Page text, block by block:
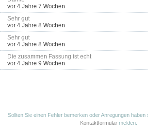
vor 4 Jahre 7 Wochen
Sehr gut
vor 4 Jahre 8 Wochen
Sehr gut
vor 4 Jahre 8 Wochen
Die zusammen Fassung ist echt
vor 4 Jahre 9 Wochen
Sollten Sie einen Fehler bemerken oder Anregungen
Kontaktformular melden.